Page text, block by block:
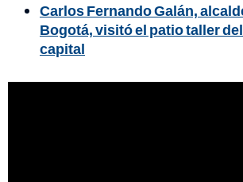
Carlos Fernando Galán,
Bogotá, visitó el patio taller
capital